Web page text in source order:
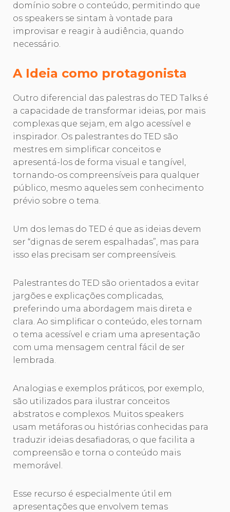
domínio sobre o conteúdo, permitindo que
os speakers se sintam à vontade para
improvisar e reagir à audiência, quando
necessário.
A Ideia como protagonista
Outro diferencial das palestras do TED Talks é
a capacidade de transformar ideias, por mais
complexas que sejam, em algo acessível e
inspirador. Os palestrantes do TED são
mestres em simplificar conceitos e
apresentá-los de forma visual e tangível,
tornando-os compreensíveis para qualquer
público, mesmo aqueles sem conhecimento
prévio sobre o tema.
Um dos lemas do TED é que as ideias devem
ser “dignas de serem espalhadas”, mas para
isso elas precisam ser compreensíveis.
Palestrantes do TED são orientados a evitar
jargões e explicações complicadas,
preferindo uma abordagem mais direta e
clara. Ao simplificar o conteúdo, eles tornam
o tema acessível e criam uma apresentação
com uma mensagem central fácil de ser
lembrada.
Analogias e exemplos práticos, por exemplo,
são utilizados para ilustrar conceitos
abstratos e complexos. Muitos speakers
usam metáforas ou histórias conhecidas para
traduzir ideias desafiadoras, o que facilita a
compreensão e torna o conteúdo mais
memorável.
Esse recurso é especialmente útil em
apresentações que envolvem temas